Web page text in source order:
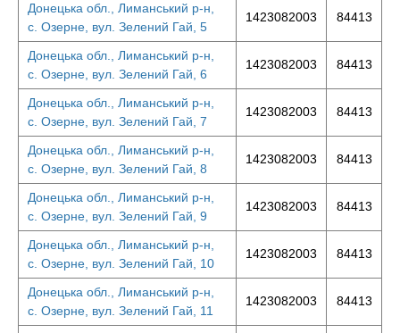
Донецька обл., Лиманський р-н,
с. Озерне, вул. Зелений Гай, 5
1423082003 84413
Донецька обл., Лиманський р-н,
с. Озерне, вул. Зелений Гай, 6
1423082003 84413
Донецька обл., Лиманський р-н,
с. Озерне, вул. Зелений Гай, 7
1423082003 84413
Донецька обл., Лиманський р-н,
с. Озерне, вул. Зелений Гай, 8
1423082003 84413
Донецька обл., Лиманський р-н,
с. Озерне, вул. Зелений Гай, 9
1423082003 84413
Донецька обл., Лиманський р-н,
с. Озерне, вул. Зелений Гай, 10
1423082003 84413
Донецька обл., Лиманський р-н,
с. Озерне, вул. Зелений Гай, 11
1423082003 84413